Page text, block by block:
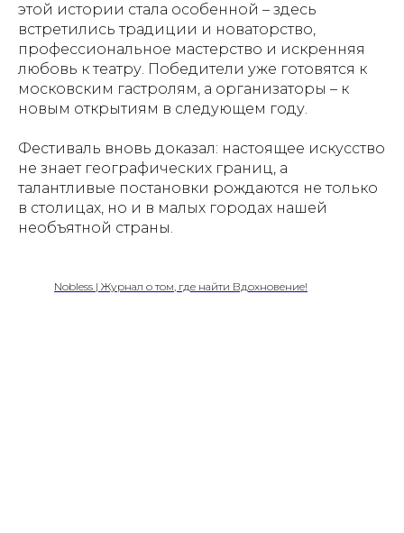
этой истории стала особенной – здесь
встретились традиции и новаторство,
профессиональное мастерство и искренняя
любовь к театру. Победители уже готовятся к
московским гастролям, а организаторы – к
новым открытиям в следующем году.
Фестиваль вновь доказал: настоящее искусство
не знает географических границ, а
талантливые постановки рождаются не только
в столицах, но и в малых городах нашей
необъятной страны.
Nobless | Журнал о том, где найти Вдохновение!